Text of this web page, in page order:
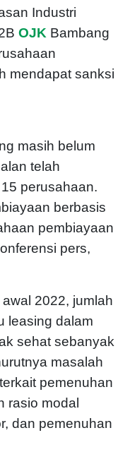
Industri
OJK Bambang
mendapat sanksi
masih belum
telah
perusahaan.
berbasis
pembiayaan
pers,
2022, jumlah
leasing dalam
sehat sebanyak
masalah
pemenuhan
rasio modal
dan pemenuhan